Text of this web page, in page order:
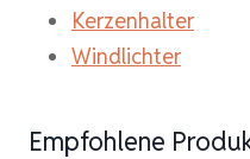
Kerzenhalter
Windlichter
Empfohlene